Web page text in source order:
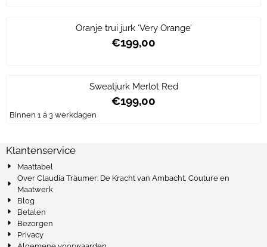
Oranje trui jurk ‘Very Orange’
Prijs: 199,00
€199,00
Sweatjurk Merlot Red
Prijs: 199,00
€199,00
Binnen 1 á 3 werkdagen
Klantenservice
Maattabel
Over Claudia Träumer: De Kracht van Ambacht, Couture en
Maatwerk
Blog
Betalen
Bezorgen
Privacy